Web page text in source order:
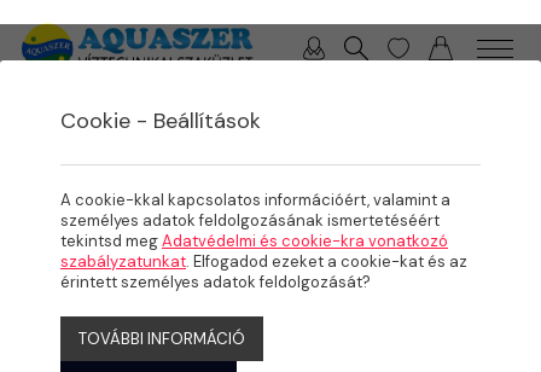
Szűkítés
KATEGÓRIÁK
Cookie - Beállítások
A cookie-kkal kapcsolatos információért, valamint a
személyes adatok feldolgozásának ismertetéséért
tekintsd megAdatvédelmi és cookie-kra vonatkozó
szabályzatunkat. Elfogadod ezeket a cookie-kat és az
érintett személyes adatok feldolgozását?
TOVÁBBI INFORMÁCIÓ